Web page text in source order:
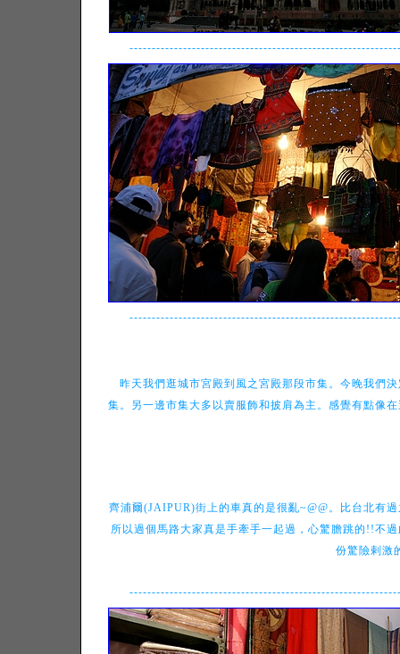
昨天我們逛城市宮殿到風之宮殿那段市集。今晚我們
集。另一邊市集大多以賣服飾和披肩為主。感覺有點像
齊浦爾(JAIPUR)街上的車真的是很亂~@@。比台北有
所以過個馬路大家真是手牽手一起過，心驚膽跳的!!不
份驚險剌激